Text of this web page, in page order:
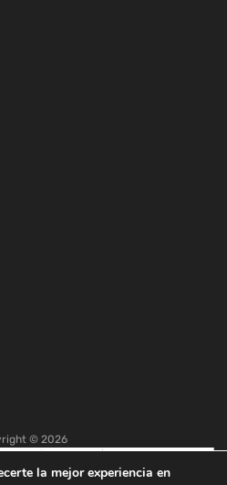
© 2026
la mejor experiencia en